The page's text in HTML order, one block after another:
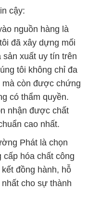
cậy:
nguồn hàng là
đã xây dựng mối
xuất uy tín trên
tôi không chỉ đa
mà còn được chứng
có thẩm quyền.
nhận được chất
cao nhất.
Phát là chọn
cấp hóa chất công
đồng hành, hỗ
cho sự thành